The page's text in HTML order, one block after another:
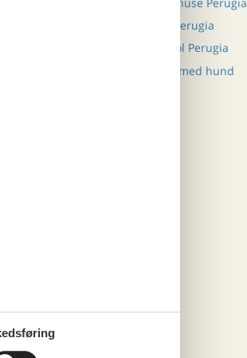
Luksus sommerhus Perugia
Sommerhus med pool Perugia
Sommerhus Perugia med hund